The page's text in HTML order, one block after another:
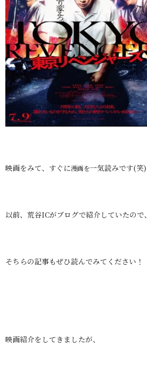
映画をみて、すぐに漫画を一気読みです(笑)
以前、荒谷ICがブログで紹介していたので、
そちらの記事もぜひ読んでみてください！
映画紹介をしてきましたが、